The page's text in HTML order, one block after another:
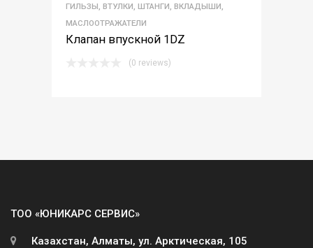
ГИЛЬЗЫ, ВТУЛКИ, ШТАНГИ, ВКЛАДЫШИ,
МАСЛООТРАЖАТЕЛИ
Клапан впускной 1DZ
(0 reviews)
ТОО «ЮНИКАРС СЕРВИС»
Казахстан, Алматы, ул. Арктическая, 105